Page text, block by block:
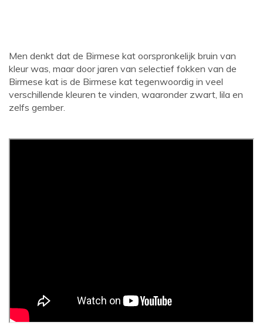
Men denkt dat de Birmese kat oorspronkelijk bruin van
kleur was, maar door jaren van selectief fokken van de
Birmese kat is de Birmese kat tegenwoordig in veel
verschillende kleuren te vinden, waaronder zwart, lila en
zelfs gember.